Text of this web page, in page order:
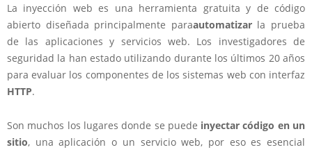
La inyección web es una herramienta gratuita y de código
abierto diseñada principalmente paraautomatizarla prueba
de las aplicaciones y servicios web. Los investigadores de
seguridad la han estado utilizando durante los últimos 20 años
para evaluar los componentes de los sistemas web con interfaz
HTTP.
Son muchos los lugares donde se puede inyectar código en un
sitio, una aplicación o un servicio web, por eso es esencial